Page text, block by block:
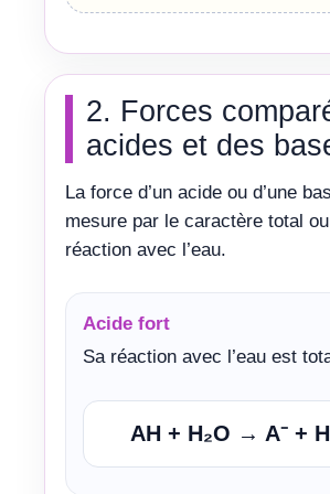
2. Forces
acides et des
La force d’un acide ou d’une
mesure par le caractère total
réaction avec l’eau.
Acide fort
Sa réaction avec l’eau est
AH + H₂O → A⁻ +